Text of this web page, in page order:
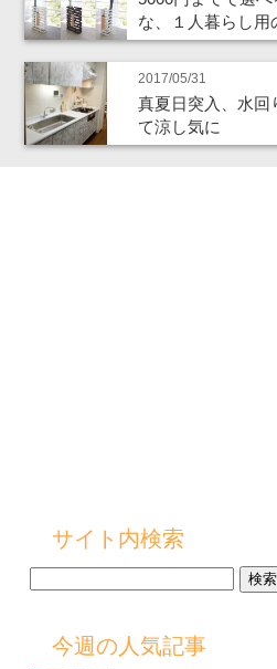
な、１人暮らし用
2017/05/31
真夏日突入、水回
て涼し気に
サイト内検索
今週の人気記事